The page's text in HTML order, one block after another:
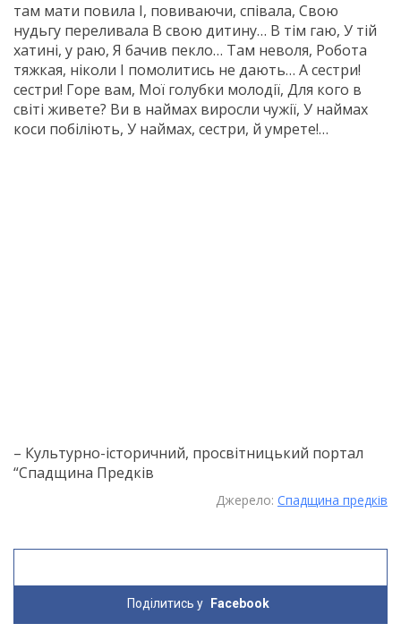
там мати повила І, повиваючи, співала, Свою
нудьгу переливала В свою дитину… В тім гаю, У тій
хатині, у раю, Я бачив пекло… Там неволя, Робота
тяжкая, ніколи І помолитись не дають… А сестри!
сестри! Горе вам, Мої голубки молодії, Для кого в
світі живете? Ви в наймах виросли чужії, У наймах
коси побіліють, У наймах, сестри, й умрете!…
– Культурно-історичний, просвітницький портал
“Спадщина Предків
Джерело: Спадщина предків
Поділитись у Facebook